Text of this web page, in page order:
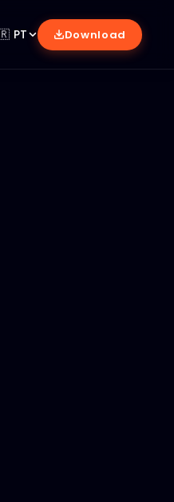
PT Download